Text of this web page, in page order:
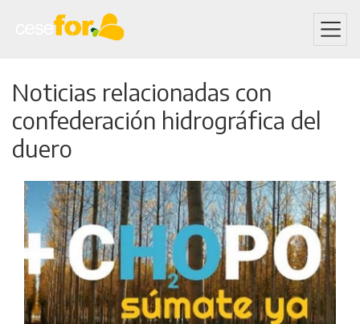
to
main
content
Noticias relacionadas con
confederación hidrográfica del
duero